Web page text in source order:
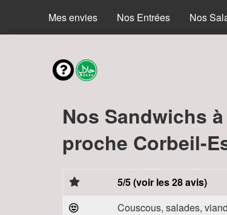
Mes envies Nos Entrées Nos
Nos Sandwichs
proche Corbeil-
5/5 (voir les 28 avis)
Couscous, salades,